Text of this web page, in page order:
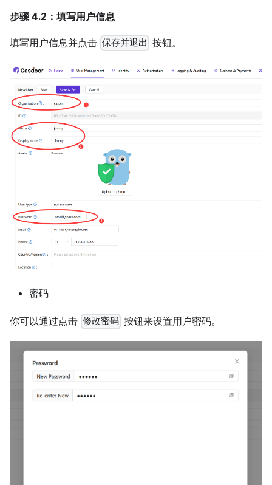
步骤 4.2：填写用户信息
填写用户信息并点击 保存并退出 按钮。
密码
你可以通过点击 修改密码 按钮来设置用户密码。